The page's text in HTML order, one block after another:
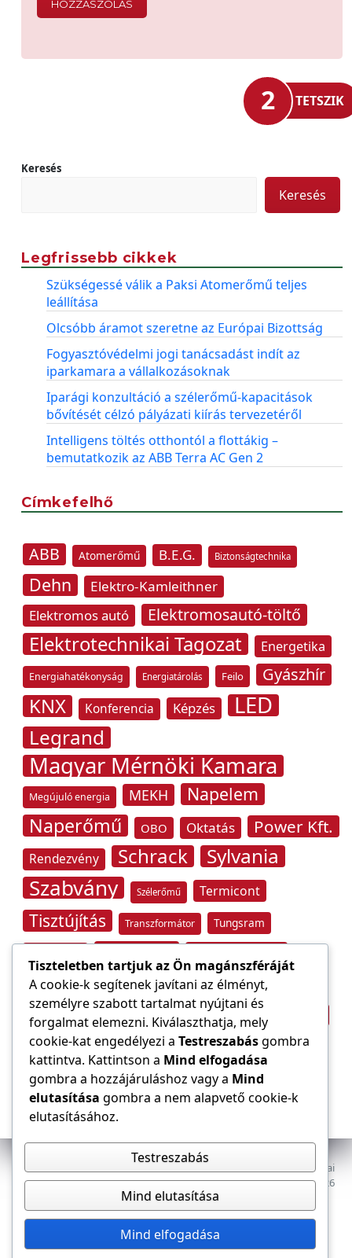
2 TETSZIK
Keresés
Keresés
Legfrissebb cikkek
Szükségessé válik a Paksi Atomerőmű teljes
leállítása
Olcsóbb áramot szeretne az Európai Bizottság
Fogyasztóvédelmi jogi tanácsadást indít az
iparkamara a vállalkozásoknak
Iparági konzultáció a szélerőmű-kapacitások
bővítését célzó pályázati kiírás tervezetéről
Intelligens töltés otthontól a flottákig –
bemutatkozik az ABB Terra AC Gen 2
Címkefelhő
ABB Atomerőmű B.E.G. Biztonságtechnika
Dehn
Elektro-Kamleithner
Elektromos autó
Elektromosautó-töltő
Elektrotechnikai Tagozat Energetika
Energiahatékonyság Energiatárolás Feilo Gyászhír
KNX Konferencia Képzés LED
Legrand
Magyar Mérnöki Kamara
Megújuló energia MEKH Napelem
Naperőmű OBO Oktatás Power Kft.
Rendezvény Schrack Sylvania
Szabvány Szélerőmű Termicont
Tisztújítás Transzformátor Tungsram
Villámvédelem
Világítástechnika Áramfogyasztás
Áramszolgáltató Építőipar átviteli hálózat
Az E-VILLAMOS szaklap a Magyar Mérnöki Kamara Elektrotechnikai
Tagozatának lapja. Minden jog fenntartva, © 2009–2026
Dokumentumok Tagozat
Tiszteletben tartjuk az Ön magánszféráját
A cookie-k segítenek javítani az élményt,
személyre szabott tartalmat nyújtani és
forgalmat elemezni. Kiválaszthatja, mely
cookie-kat engedélyezi a Testreszabásgombra
kattintva. Kattintson a Mind elfogadása
gombra a hozzájáruláshoz vagy a Mind
elutasítása gombra a nem alapvető cookie-k
elutasításához.
Testreszabás
Mind elutasítása
Mind elfogadása